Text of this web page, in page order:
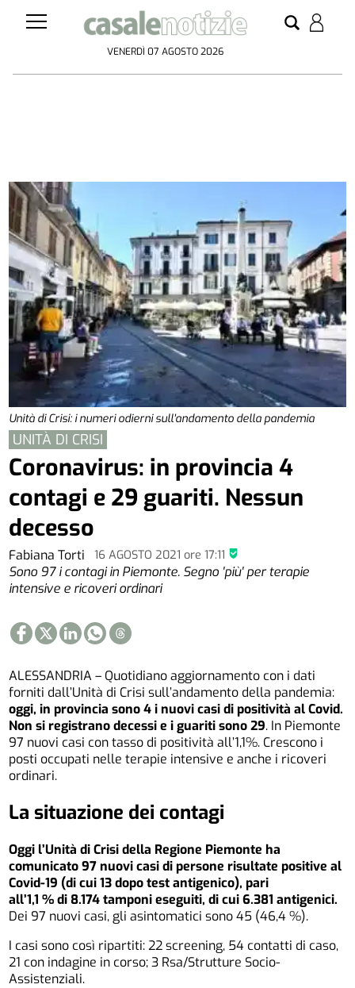
VENERDÌ 07 AGOSTO 2026
Unità di Crisi: i numeri odierni sull'andamento della pandemia
Fabiana Torti 16 AGOSTO 2021ore 17:11
UNITÀ DI CRISI
Coronavirus: in provincia 4
contagi e 29 guariti. Nessun
decesso
Sono 97 i contagi in Piemonte. Segno 'più' per terapie
intensive e ricoveri ordinari
ALESSANDRIA – Quotidiano aggiornamento con i dati
forniti dall’Unità di Crisi sull’andamento della pandemia:
oggi, in provincia sono 4 i nuovi casi di positività al Covid.
Non si registrano decessi e i guariti sono 29. In Piemonte
97 nuovi casi con tasso di positività all’1,1%. Crescono i
posti occupati nelle terapie intensive e anche i ricoveri
ordinari.
La situazione dei contagi
Oggi l’Unità di Crisi della Regione Piemonte ha
comunicato 97 nuovi casi di persone risultate positive al
Covid-19 (di cui 13 dopo test antigenico), pari
all’1,1 % di 8.174 tamponi eseguiti, di cui 6.381 antigenici.
Dei 97 nuovi casi, gli asintomatici sono 45 (46,4 %).
I casi sono così ripartiti: 22 screening, 54 contatti di caso,
21 con indagine in corso; 3 Rsa/Strutture Socio-
Assistenziali.